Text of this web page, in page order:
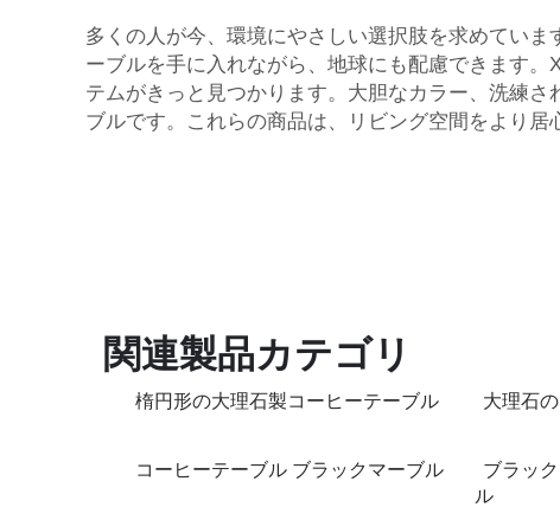
多くの人が今、環境にやさしい選択肢を求めてい
ーブルを手に入れながら、地球にも配慮できます
テムがきっと見つかります。大胆なカラー、洗練
ブルです。これらの商品は、リビング空間をより居
関連製品カテゴリ
楕円形の大理石製コーヒーテーブル 大理石
コーヒーテーブル ブラックマーブル
ブラッ
ル